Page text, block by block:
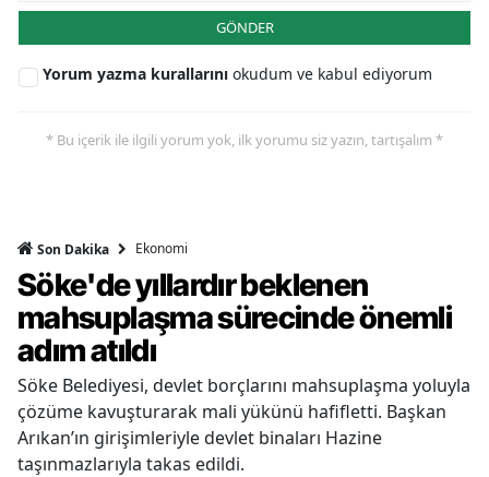
GÖNDER
Yorum yazma kurallarını okudum ve kabul ediyorum
* Bu içerik ile ilgili yorum yok, ilk yorumu siz yazın, tartışalım *
Son Dakika Ekonomi
Söke'de yıllardır beklenen
mahsuplaşma sürecinde önemli
adım atıldı
Söke Belediyesi, devlet borçlarını mahsuplaşma yoluyla
çözüme kavuşturarak mali yükünü hafifletti. Başkan
Arıkan’ın girişimleriyle devlet binaları Hazine
taşınmazlarıyla takas edildi.